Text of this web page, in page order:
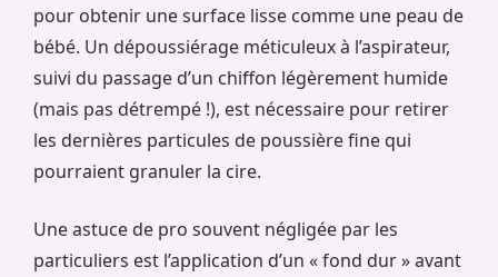
pour obtenir une surface lisse comme une peau de
bébé. Un dépoussiérage méticuleux à l’aspirateur,
suivi du passage d’un chiffon légèrement humide
(mais pas détrempé !), est nécessaire pour retirer
les dernières particules de poussière fine qui
pourraient granuler la cire.
Une astuce de pro souvent négligée par les
particuliers est l’application d’un « fond dur » avant